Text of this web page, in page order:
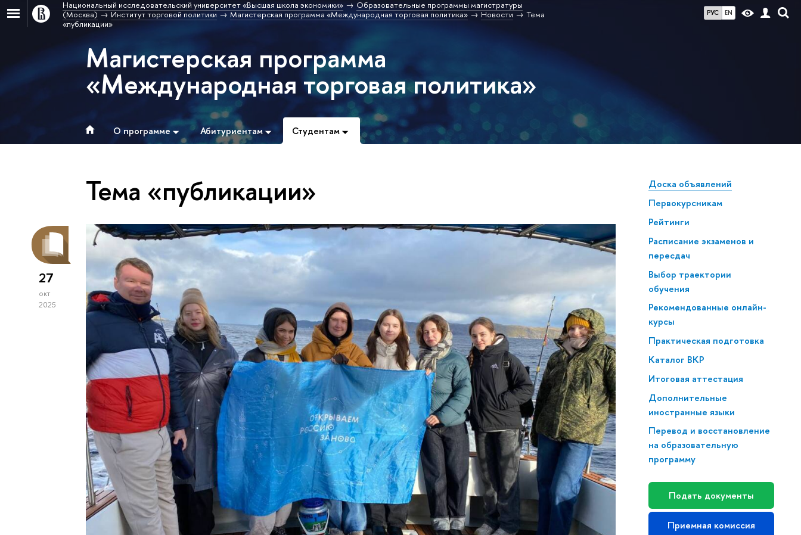
РУС EN
Национальный исследовательский университет «Высшая школа экономики»
Образовательные программы магистратуры
(Москва)
Институт торговой политики Магистерская программа «Международная торговая политика» Новости
Тема
«публикации»
Магистерская программа
«Международная торговая политика»
О программе Абитуриентам Студентам
Доска объявлений
Первокурсникам
Рейтинги
Расписание экзаменов и
пересдач
Выбор траектории
обучения
Рекомендованные онлайн-
курсы
Практическая подготовка
Каталог ВКР
Итоговая аттестация
Дополнительные
иностранные языки
Перевод и восстановление
на образовательную
программу
Подать документы
Приемная комиссия
Тема «публикации»
27
окт
2025